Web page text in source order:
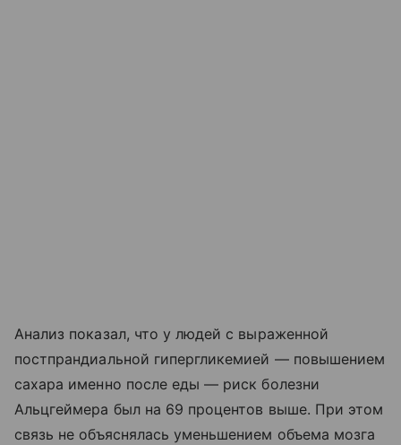
Анализ показал, что у людей с выраженной
постпрандиальной гипергликемией — повышением
сахара именно после еды — риск болезни
Альцгеймера был на 69 процентов выше. При этом
связь не объяснялась уменьшением объема мозга